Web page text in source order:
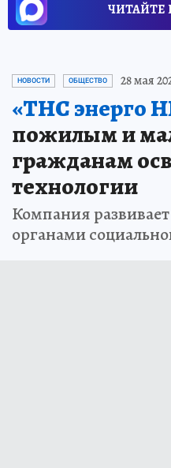
ЧИТАЙТЕ
НОВОСТИ ОБЩЕСТВО 28 мая
«ТНС энерго
пожилым и
гражданам
технологии
Компания
органами